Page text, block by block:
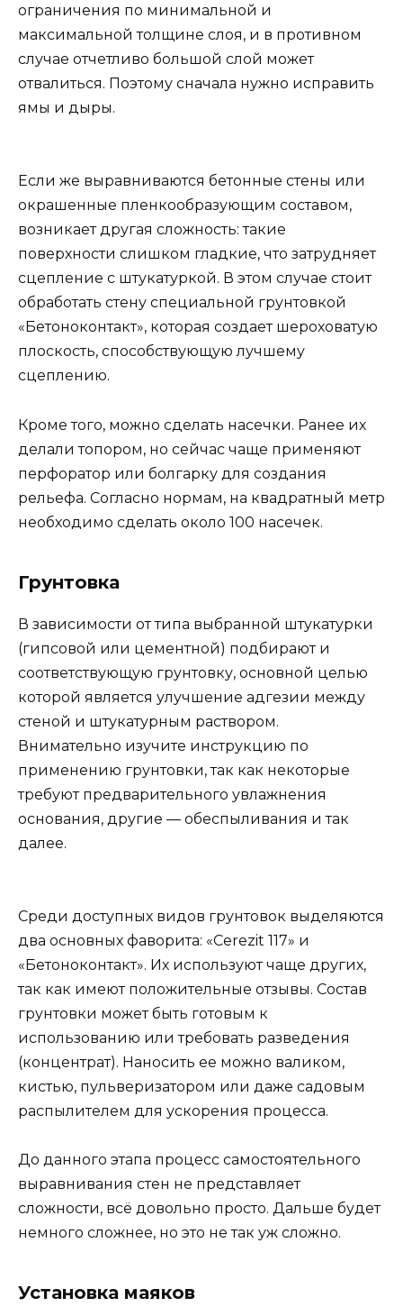
ограничения по минимальной и
максимальной толщине слоя, и в противном
случае отчетливо большой слой может
отвалиться. Поэтому сначала нужно исправить
ямы и дыры.
Если же выравниваются бетонные стены или
окрашенные пленкообразующим составом,
возникает другая сложность: такие
поверхности слишком гладкие, что затрудняет
сцепление с штукатуркой. В этом случае стоит
обработать стену специальной грунтовкой
«Бетоноконтакт», которая создает шероховатую
плоскость, способствующую лучшему
сцеплению.
Кроме того, можно сделать насечки. Ранее их
делали топором, но сейчас чаще применяют
перфоратор или болгарку для создания
рельефа. Согласно нормам, на квадратный метр
необходимо сделать около 100 насечек.
Грунтовка
В зависимости от типа выбранной штукатурки
(гипсовой или цементной) подбирают и
соответствующую грунтовку, основной целью
которой является улучшение адгезии между
стеной и штукатурным раствором.
Внимательно изучите инструкцию по
применению грунтовки, так как некоторые
требуют предварительного увлажнения
основания, другие — обеспыливания и так
далее.
Среди доступных видов грунтовок выделяются
два основных фаворита: «Cerezit 117» и
«Бетоноконтакт». Их используют чаще других,
так как имеют положительные отзывы. Состав
грунтовки может быть готовым к
использованию или требовать разведения
(концентрат). Наносить ее можно валиком,
кистью, пульверизатором или даже садовым
распылителем для ускорения процесса.
До данного этапа процесс самостоятельного
выравнивания стен не представляет
сложности, всё довольно просто. Дальше будет
немного сложнее, но это не так уж сложно.
Установка маяков